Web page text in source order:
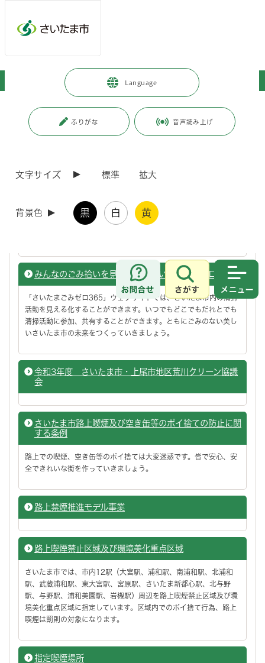
Language
ふりがな 音声読み上げ
文字サイズ 標準 拡大
背景色 黒 白 黄
お問合せ
さがす
暮らし・手続き > 環境保全 環境美化
環境美化
さいたま市ごみゼロキャンぺーン市民清掃活動
令和4年度 さいたま市・上尾市地区荒川クリーン協議
みんなのごみ拾いを見える化！さいたまごみゼロ365
「さいたまごみゼロ365」ウェブサイトでは、さいたま市内の清掃
活動を見える化することができます。いつでもどこでもだれとでも
清掃活動に参加、共有することができます。ともにごみのない美し
いさいたま市の未来をつくっていきましょう。
令和3年度 さいたま市・上尾市地区荒川クリーン協議
会
さいたま市路上喫煙及び空き缶等のポイ捨ての防止に関
する条例
路上での喫煙、空き缶等のポイ捨ては大変迷惑です。皆で安心、安
全できれいな街を作っていきましょう。
路上禁煙推進モデル事業
路上喫煙禁止区域及び環境美化重点区域
さいたま市では、市内12駅（大宮駅、浦和駅、南浦和駅、北浦和
駅、武蔵浦和駅、東大宮駅、宮原駅、さいたま新都心駅、北与野
駅、与野駅、浦和美園駅、岩槻駅）周辺を路上喫煙禁止区域及び環
境美化重点区域に指定しています。区域内でのポイ捨て行為、路上
喫煙は罰則の対象になります。
指定喫煙場所